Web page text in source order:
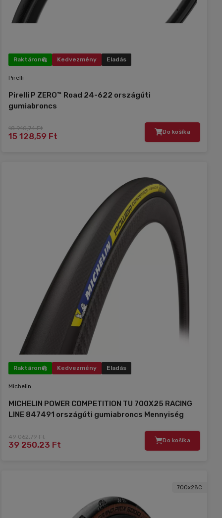
Raktáron Kedvezmény Eladás
Pirelli
Pirelli P ZERO™ Road 24-622 országúti
gumiabroncs
18 910,74 Ft
15 128,59 Ft Do košíka
Raktáron Kedvezmény Eladás
Michelin
MICHELIN POWER COMPETITION TU 700X25 RACING
LINE 847491 országúti gumiabroncs Mennyiség
49 062,79 Ft
39 250,23 Ft Do košíka
700x28C